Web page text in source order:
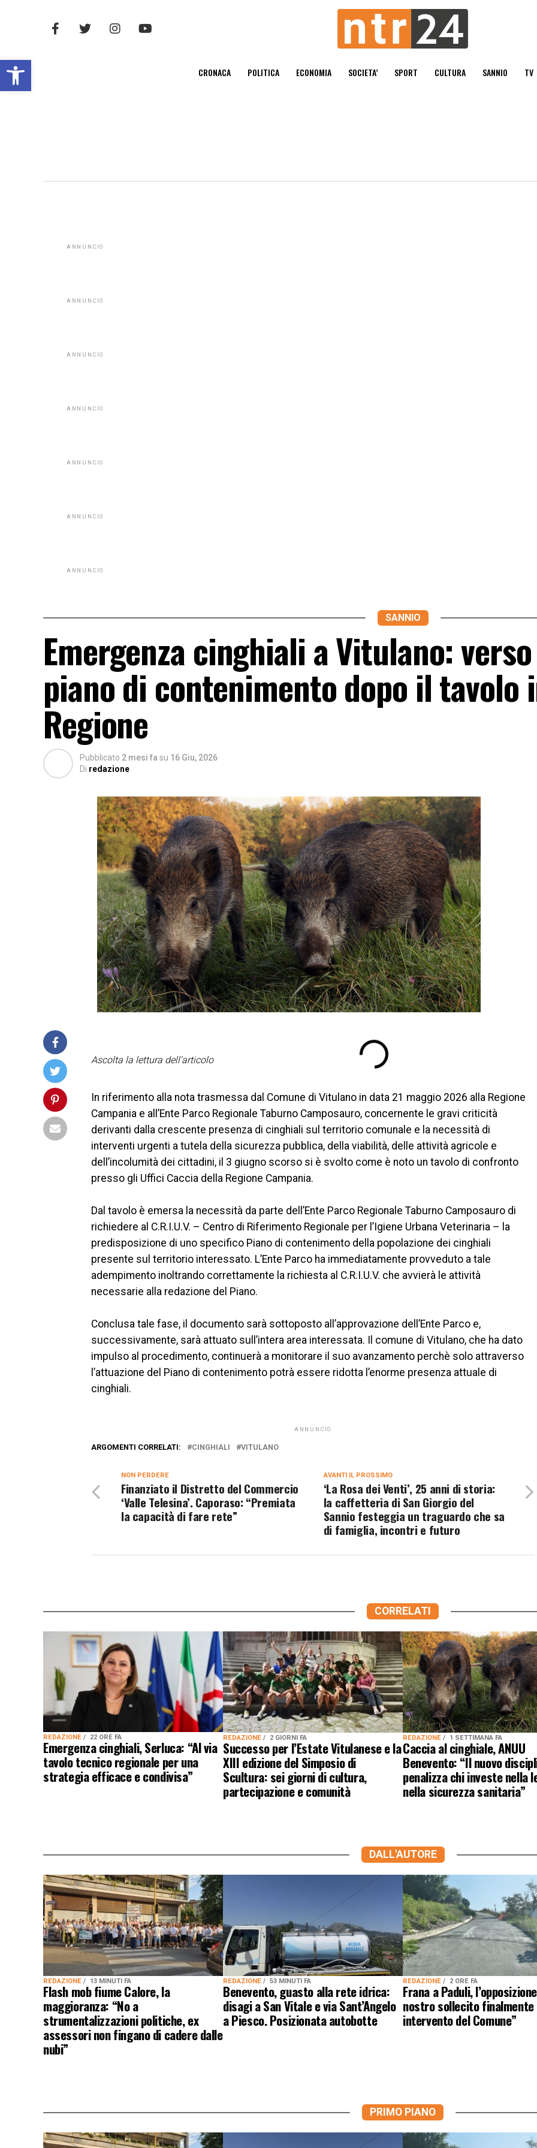
Open toolbar CRONACA POLITICA ECONOMIA SOCIETA’ SPORT CULTURA SANNIO TV
ANNUNCIO
ANNUNCIO
ANNUNCIO
ANNUNCIO
ANNUNCIO
ANNUNCIO
ANNUNCIO
SANNIO
Emergenza cinghiali a Vitulano:
piano di contenimento dopo il tavolo
Regione
Pubblicato 2 mesi fa su 16 Giu, 2026
Di redazione
Ascolta la lettura dell'articolo
In riferimento alla nota trasmessa dal Comune di Vitulano in data 21 maggio 2026 alla Regione
Campania e all’Ente Parco Regionale Taburno Camposauro, concernente le gravi criticità
derivanti dalla crescente presenza di cinghiali sul territorio comunale e la necessità di
interventi urgenti a tutela della sicurezza pubblica, della viabilità, delle attività agricole e
dell’incolumità dei cittadini, il 3 giugno scorso si è svolto come è noto un tavolo di confronto
presso gli Uffici Caccia della Regione Campania.
Dal tavolo è emersa la necessità da parte dell’Ente Parco Regionale Taburno Camposauro di
richiedere al C.R.I.U.V. – Centro di Riferimento Regionale per l’Igiene Urbana Veterinaria – la
predisposizione di uno specifico Piano di contenimento della popolazione dei cinghiali
presente sul territorio interessato. L’Ente Parco ha immediatamente provveduto a tale
adempimento inoltrando correttamente la richiesta al C.R.I.U.V. che avvierà le attività
necessarie alla redazione del Piano.
Conclusa tale fase, il documento sarà sottoposto all’approvazione dell’Ente Parco e,
successivamente, sarà attuato sull’intera area interessata. Il comune di Vitulano, che ha dato
impulso al procedimento, continuerà a monitorare il suo avanzamento perchè solo attraverso
l’attuazione del Piano di contenimento potrà essere ridotta l’enorme presenza attuale di
cinghiali.
ANNUNCIO
ARGOMENTI CORRELATI: CINGHIALI VITULANO
AVANTI IL ​​PROSSIMO
‘La Rosa dei Venti’, 25 anni di storia:
la caffetteria di San Giorgio del
Sannio festeggia un traguardo che sa
di famiglia, incontri e futuro
NON PERDERE
Finanziato il Distretto del Commercio
‘Valle Telesina’. Caporaso: “Premiata
la capacità di fare rete”
CORRELATI
REDAZIONE 22 ORE FA
Emergenza cinghiali, Serluca: “Al via
tavolo tecnico regionale per una
strategia efficace e condivisa”
REDAZIONE 2 GIORNI FA
Successo per l’Estate Vitulanese e la
XIII edizione del Simposio di
Scultura: sei giorni di cultura,
partecipazione e comunità
REDAZIONE 1 SETTIMANA FA
Caccia al cinghiale, ANUU
Benevento: “Il nuovo
penalizza chi investe nella
nella sicurezza sanitaria”
DALL'AUTORE
REDAZIONE 13 MINUTI FA
Flash mob fiume Calore, la
maggioranza: “No a
strumentalizzazioni politiche, ex
assessori non fingano di cadere dalle
nubi”
REDAZIONE 53 MINUTI FA
Benevento, guasto alla rete idrica:
disagi a San Vitale e via Sant’Angelo
a Piesco. Posizionata autobotte
REDAZIONE 2 ORE FA
Frana a Paduli,
nostro sollecito finalmente
intervento del Comune”
PRIMO PIANO